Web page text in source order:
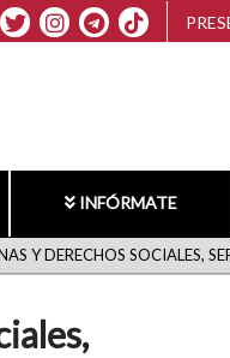
INFÓRMATE
Y DERECHOS SOCIALES,